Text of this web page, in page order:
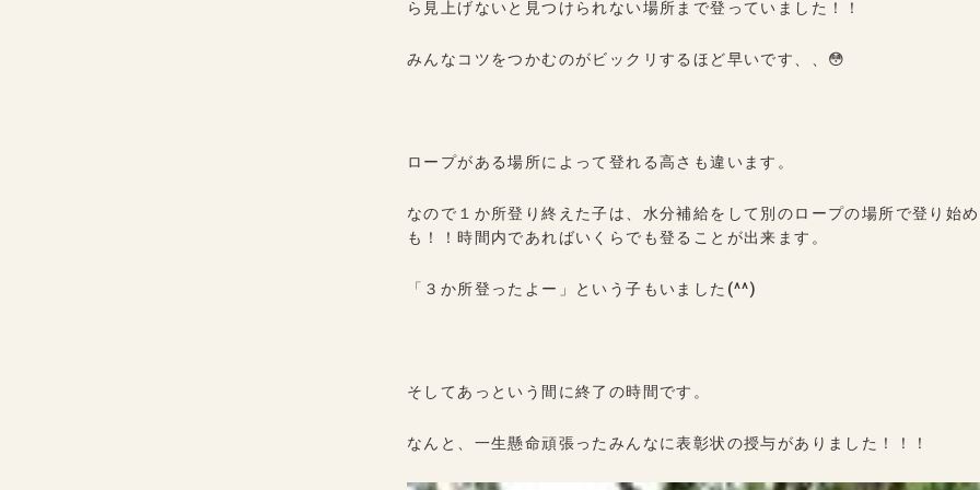
ら見上げないと見つけられない場所まで登っていました！！
みんなコツをつかむのがビックリするほど早いです、、😳
ロープがある場所によって登れる高さも違います。
なので１か所登り終えた子は、水分補給をして別のロープの場所で登り始
も！！時間内であればいくらでも登ることが出来ます。
「３か所登ったよー」という子もいました(^^)
そしてあっという間に終了の時間です。
なんと、一生懸命頑張ったみんなに表彰状の授与がありました！！！